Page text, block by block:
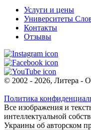
Услуги и цены
Университеты
Контакты
Отзывы
© 2002 - 2026, Литера -
Политика
Все изображения и
интеллектуальной
Украины об авторском